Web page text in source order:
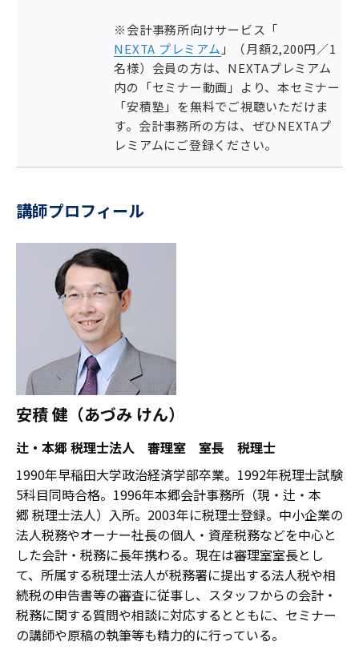
※会計事務所向けサービス「
NEXTA プレミアム 」（月額2,200円／1
名様）会員の方は、NEXTAプレミアム
内の「セミナー動画」より、本セミナー
「安積塾」を無料でご視聴いただけま
す。会計事務所の方は、ぜひNEXTAプ
レミアムにご登録ください。
講師プロフィール
安積 健（あづみ けん）
辻・本郷 税理士法人 審理室 室長 税理士
1990年早稲田大学政治経済学部卒業。1992年税理士試験
5科目同時合格。1996年本郷会計事務所（現・辻・本
郷 税理士法人）入所。2003年に税理士登録。中小企業の
法人税務やオーナー社長の個人・資産税務などを中心と
した会計・税務に長年携わる。現在は審理室室長とし
て、所属する税理士法人が税務署に提出する法人税や相
続税の申告書等の審査に従事し、スタッフからの会計・
税務に関する質問や相談に対応するとともに、セミナー
の講師や原稿の執筆等も精力的に行っている。